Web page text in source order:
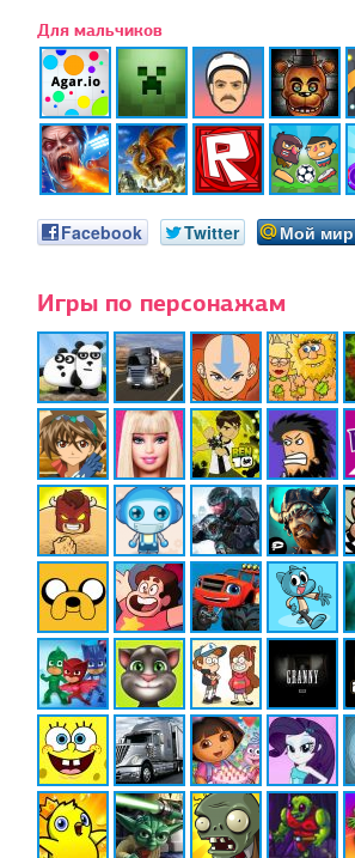
Для мальчиков
Facebook Twitter Мой мир
Игры по персонажам